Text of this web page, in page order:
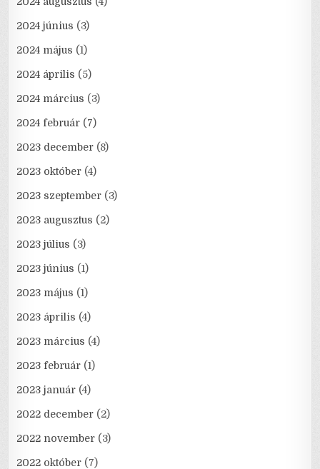
2024 június (3)
2024 május (1)
2024 április (5)
2024 március (3)
2024 február (7)
2023 december (8)
2023 október (4)
2023 szeptember (3)
2023 augusztus (2)
2023 július (3)
2023 június (1)
2023 május (1)
2023 április (4)
2023 március (4)
2023 február (1)
2023 január (4)
2022 december (2)
2022 november (3)
2022 október (7)